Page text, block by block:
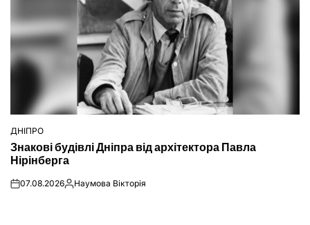
ОПУБЛІКУВАТИ
У
ДНІПРО
Знакові будівлі Дніпра від архітектора Павла
Нірінберга
on07.08.2026Опубліковано
Наумова Вікторія